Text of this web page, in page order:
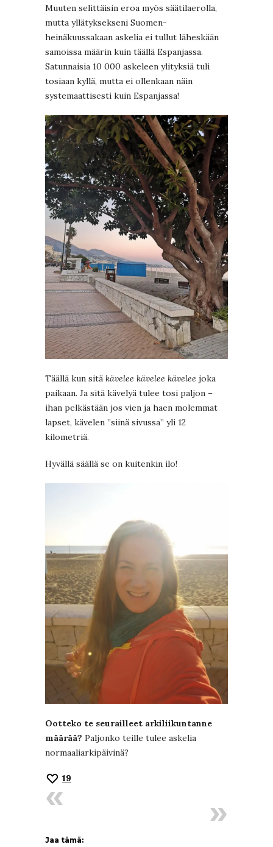
Muuten selittäisin eroa myös säätilaerolla,
mutta yllätyksekseni Suomen-
heinäkuussakaan askelia ei tullut läheskään
samoissa määrin kuin täällä Espanjassa.
Satunnaisia 10 000 askeleen ylityksiä tuli
tosiaan kyllä, mutta ei ollenkaan näin
systemaattisesti kuin Espanjassa!
Täällä kun sitä kävelee kävelee kävelee joka
paikaan. Ja sitä kävelyä tulee tosi paljon –
ihan pelkästään jos vien ja haen molemmat
lapset, kävelen ”siinä sivussa” yli 12
kilometriä.
Hyvällä säällä se on kuitenkin ilo!
Ootteko te seurailleet arkiliikuntanne
määrää? Paljonko teille tulee askelia
normaaliarkipäivinä?
19
Jaa tämä: